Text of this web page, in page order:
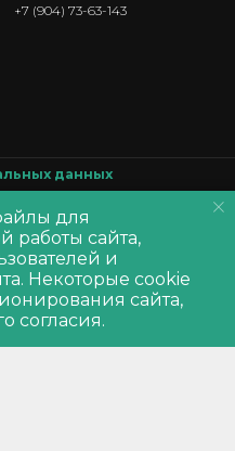
+7 (904) 73-63-143
данных
данных
изменять характеристики
без предварительного
для
работы сайта,
и
Некоторые cookie
сайта,
согласия.